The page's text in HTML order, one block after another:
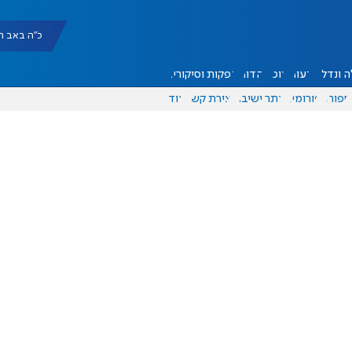
כ"ה באב תשפ"ו
ונדל"ן דעות אוכל יהדות הפקות וסיקורים
ספורט פורומים אתר ישיבה יצירת קשר עוד